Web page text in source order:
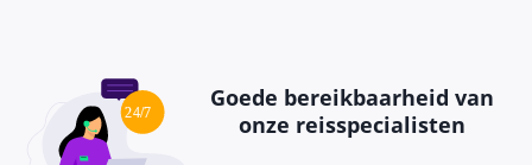
Goede bereikbaarheid van
onze reisspecialisten